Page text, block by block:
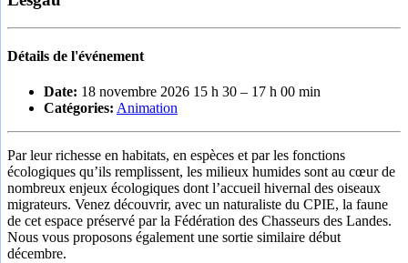
Détails de l'événement
Date: 18 novembre 2026 15 h 30 – 17 h 00 min
Catégories: Animation
Par leur richesse en habitats, en espèces et par les fonctions
écologiques qu’ils remplissent, les milieux humides sont au cœur de
nombreux enjeux écologiques dont l’accueil hivernal des oiseaux
migrateurs. Venez découvrir, avec un naturaliste du CPIE, la faune
de cet espace préservé par la Fédération des Chasseurs des Landes.
Nous vous proposons également une sortie similaire début
décembre.